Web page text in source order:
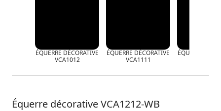
ÉQUERRE DÉCORATIVE
VCA1012
ÉQUERRE DÉCORATIVE
VCA1111
ÉQUERRE
Équerre décorative VCA1212-WB